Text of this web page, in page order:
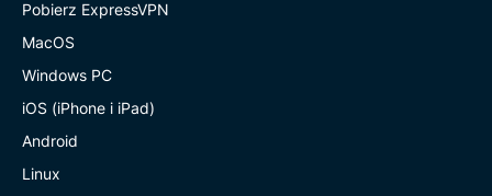
Pobierz ExpressVPN
MacOS
Windows PC
iOS (iPhone i iPad)
Android
Linux